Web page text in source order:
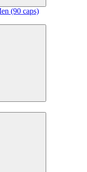
(90 caps)